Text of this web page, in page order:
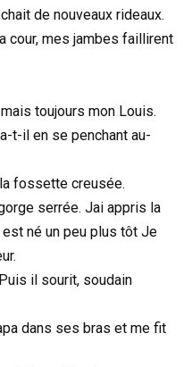
de nouveaux rideaux.
cour, mes jambes faillirent
toujours mon Louis.
t-il en se penchant au-
fossette creusée.
serrée. Jai appris la
né un peu plus tôt Je
il sourit, soudain
dans ses bras et me fit